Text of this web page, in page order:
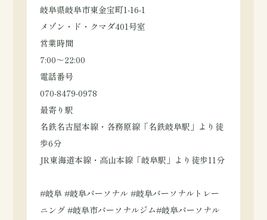
岐阜県岐阜市東金宝町1-16-1
メゾン・ド・クマダ401号室
営業時間
7:00～22:00
電話番号
070-8479-0978
最寄り駅
名鉄名古屋本線・各務原線「名鉄岐阜駅」より徒
歩6分
JR東海道本線・高山本線「岐阜駅」より徒歩11分
#岐阜 #岐阜パーソナル #岐阜パーソナルトレー
ニング #岐阜市パーソナルジム#岐阜パーソナル